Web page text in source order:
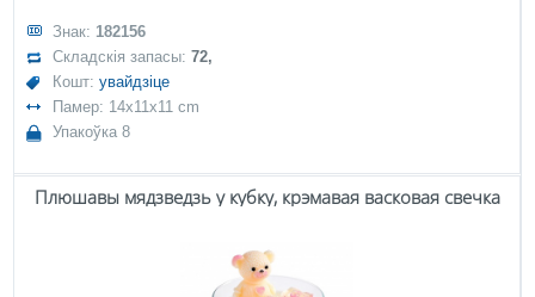
Знак: 182156
Складскія запасы:72,
Кошт:увайдзіце
Памер: 14x11x11 cm
Упакоўка 8
Плюшавы мядзведзь у кубку, крэмавая васковая свечка